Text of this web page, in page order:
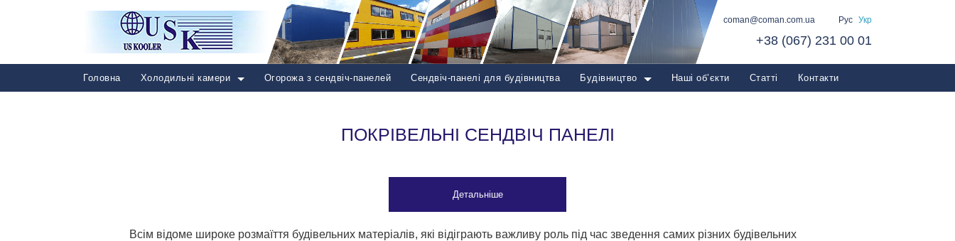
coman@coman.com.ua Рус Укр
+38 (067) 231 00 01
Головна Холодильні камери Огорожа з сендвіч-панелей Сендвіч-панелі для будівництва Будівництво Наші об’єкти Статті Контакти
ПОКРІВЕЛЬНІ СЕНДВІЧ ПАНЕЛІ
Детальніше
Всім відоме широке розмаїття будівельних матеріалів, які відіграють важливу роль під час зведення самих різних будівельних